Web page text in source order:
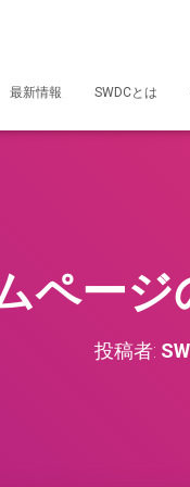
最新情報 SWDCとは
ペー
投稿者: